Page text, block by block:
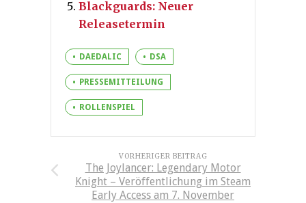
Blackguards: Neuer
Releasetermin
DAEDALIC DSA
PRESSEMITTEILUNG
ROLLENSPIEL
VORHERIGER BEITRAG
The Joylancer: Legendary Motor
Knight – Veröffentlichung im Steam
Early Access am 7. November